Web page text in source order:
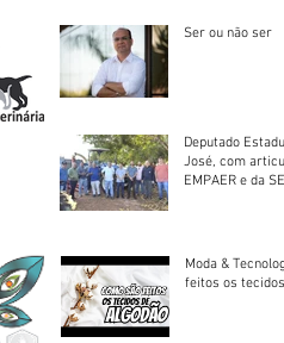
Ser ou não ser
Deputado
José, com
EMPAER e da
Moda &
feitos os